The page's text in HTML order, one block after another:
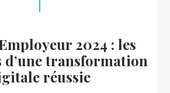
2024 : les
d’une transformation
réussie